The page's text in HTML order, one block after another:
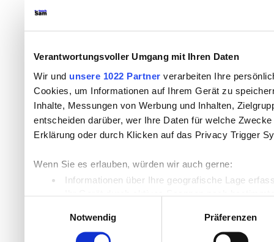
Verantwortungsvoller Umgang mit Ihren Daten
Wir und unsere 1022 Partner verarbeiten Ihre
Cookies, um Informationen auf Ihrem Gerät zu
Inhalte, Messungen von Werbung und Inhalten,
entscheiden darüber, wer Ihre Daten für welche
Erklärung oder durch Klicken auf das Privacy Trigger
Wenn Sie es erlauben, würden wir auch gerne:
Informationen über Ihre geografische Lage
Ihr Gerät durch aktives Scannen nach
Notwendig
Präferenzen